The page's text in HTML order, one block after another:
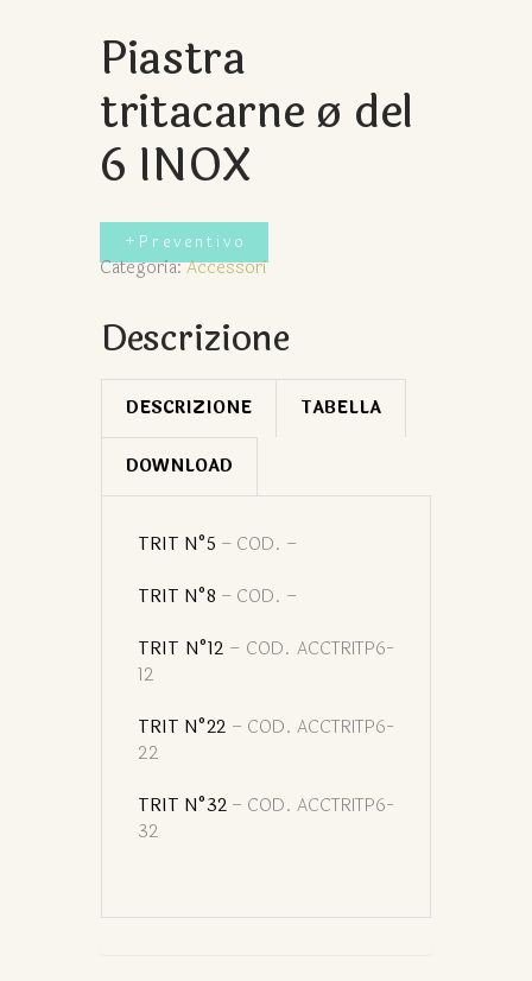
Piastra
tritacarne ø del
6 INOX
+preventivo
Categoria:Accessori
Descrizione
DESCRIZIONE TABELLA
DOWNLOAD
TRIT N°5 – COD. –
TRIT N°8 – COD. –
TRIT N°12 – COD. ACCTRITP6-
12
TRIT N°22 – COD. ACCTRITP6-
22
TRIT N°32 – COD. ACCTRITP6-
32